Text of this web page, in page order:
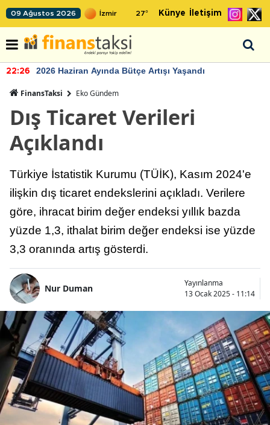
09 Ağustos 2026 27° Künye İletişim
22:26 2026 Haziran Ayında Bütçe Artışı Yaşandı
FinansTaksi Eko Gündem
Dış Ticaret Verileri
Açıklandı
Türkiye İstatistik Kurumu (TÜİK), Kasım 2024'e
ilişkin dış ticaret endekslerini açıkladı. Verilere
göre, ihracat birim değer endeksi yıllık bazda
yüzde 1,3, ithalat birim değer endeksi ise yüzde
3,3 oranında artış gösterdi.
Nur Duman
Yayınlanma
13 Ocak 2025 - 11:14